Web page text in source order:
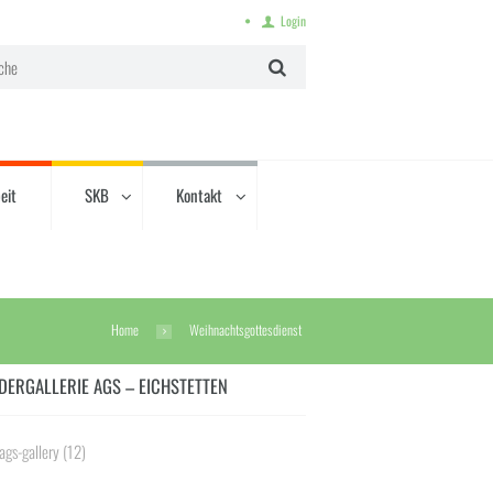
Login
SKB Kontakt
Home Weihnachtsgottesdienst
AGS – EICHSTETTEN
ags-gallery (12)